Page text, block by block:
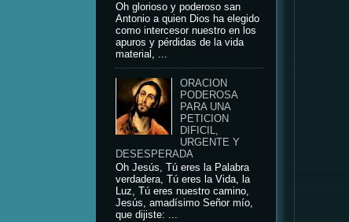
Oh glorioso y poderoso san
Antonio a quien Dios ha elegido
como intercesor nuestro en los
apuros y pérdidas de la vida
material, ...
ORACION
PODEROSA
PARA UNA
PETICION
DIFICIL,
URGENTE Y
DESESPERADA
Oh Jesús, Tú eres la Palabra
verdadera, Tú eres la Vida, la
Luz, Tú eres nuestro camino,
Jesús, amadísimo Señor mío,
que dijiste: ...